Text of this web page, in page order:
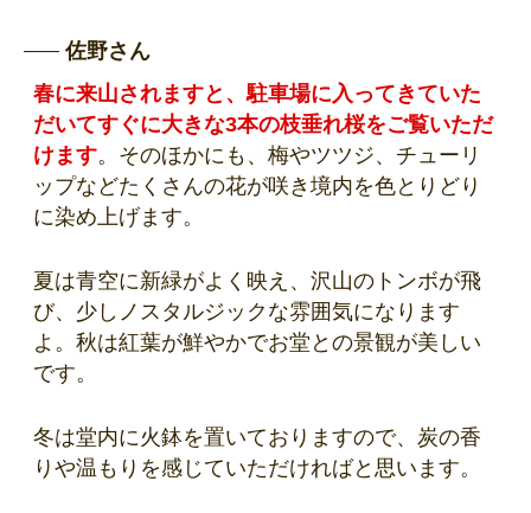
佐野さん
春に来山されますと、駐車場に入ってきていた
だいてすぐに大きな3本の枝垂れ桜をご覧いただ
けます。そのほかにも、梅やツツジ、チューリ
ップなどたくさんの花が咲き境内を色とりどり
に染め上げます。
夏は青空に新緑がよく映え、沢山のトンボが飛
び、少しノスタルジックな雰囲気になります
よ。秋は紅葉が鮮やかでお堂との景観が美しい
です。
冬は堂内に火鉢を置いておりますので、炭の香
りや温もりを感じていただければと思います。